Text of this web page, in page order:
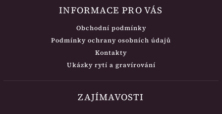
INFORMACE PRO VÁS
Obchodní podmínky
Podmínky ochrany osobních údajů
Kontakty
Ukázky rytí a gravírování
ZAJÍMAVOSTI